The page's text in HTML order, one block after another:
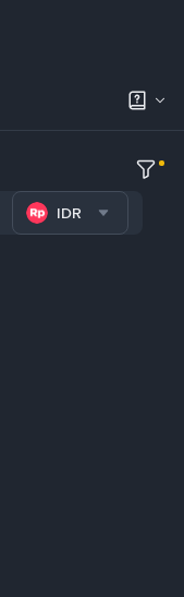
IDR